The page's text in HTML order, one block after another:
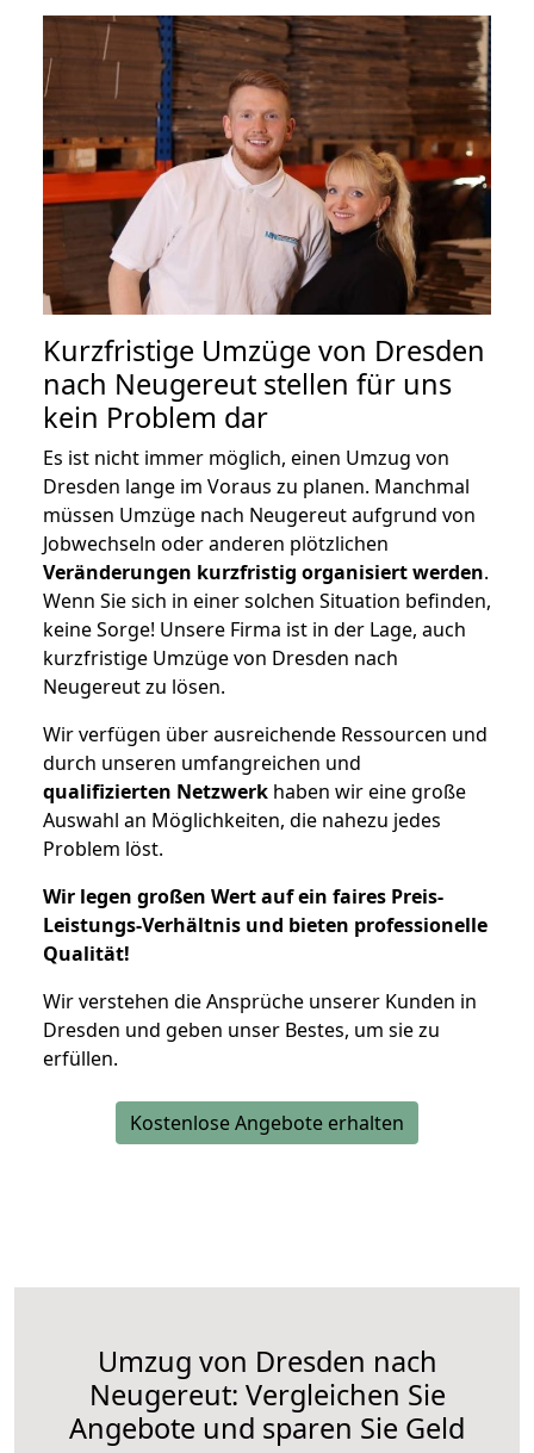
Kurzfristige Umzüge von Dresden
nach Neugereut stellen für uns
kein Problem dar
Es ist nicht immer möglich, einen Umzug von
Dresden lange im Voraus zu planen. Manchmal
müssen Umzüge nach Neugereut aufgrund von
Jobwechseln oder anderen plötzlichen
Veränderungen kurzfristig organisiert werden.
Wenn Sie sich in einer solchen Situation befinden,
keine Sorge! Unsere Firma ist in der Lage, auch
kurzfristige Umzüge von Dresden nach
Neugereut zu lösen.
Wir verfügen über ausreichende Ressourcen und
durch unseren umfangreichen und
qualifizierten Netzwerk haben wir eine große
Auswahl an Möglichkeiten, die nahezu jedes
Problem löst.
Wir legen großen Wert auf ein faires Preis-
Leistungs-Verhältnis und bieten professionelle
Qualität!
Wir verstehen die Ansprüche unserer Kunden in
Dresden und geben unser Bestes, um sie zu
erfüllen.
Kostenlose Angebote erhalten
Umzug von Dresden nach
Neugereut: Vergleichen Sie
Angebote und sparen Sie Geld